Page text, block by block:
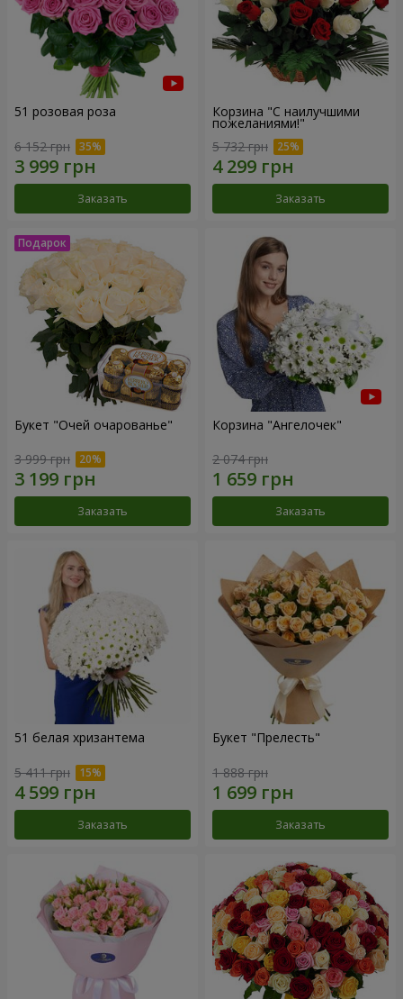
51 розовая роза
6 152 грн
Заказать
Корзина "С наилучшими
пожеланиями!"
5 732 грн
Заказать
Букет "Очей очарованье"
3 999 грн
Заказать
Корзина "Ангелочек"
2 074 грн
Заказать
51 белая хризантема
5 411 грн
Заказать
Букет "Прелесть"
1 888 грн
Заказать